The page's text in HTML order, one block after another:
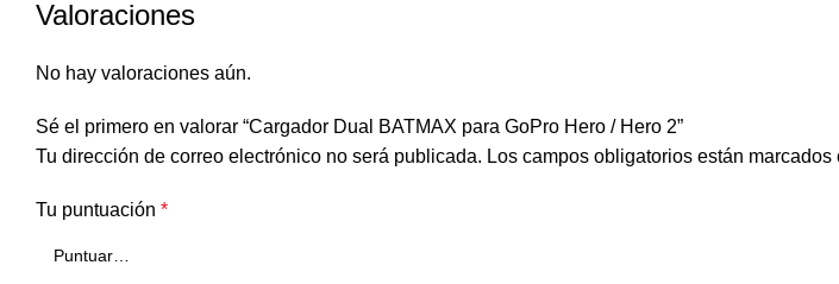
Valoraciones
No hay valoraciones aún.
Sé el primero en valorar “Cargador Dual BATMAX para GoPro Hero / Hero 2”
Tu dirección de correo electrónico no será publicada. Los campos obligatorios están marcados
Tu puntuación *